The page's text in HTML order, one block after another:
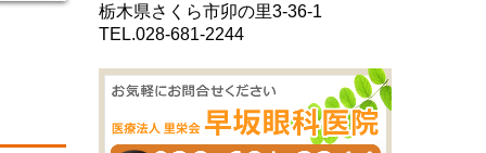
栃木県さくら市卯の里3-36-1
TEL.028-681-2244